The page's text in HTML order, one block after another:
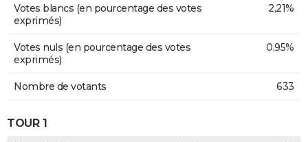
Votes blancs (en pourcentage des votes
exprimés)
2,21%
Votes nuls (en pourcentage des votes
exprimés)
0,95%
Nombre de votants 633
TOUR 1